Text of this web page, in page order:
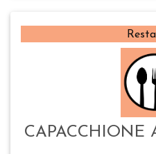
CAPACCHIONE